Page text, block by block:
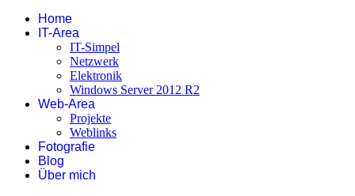
Home
IT-Area
IT-Simpel
Netzwerk
Elektronik
Windows Server 2012 R2
Web-Area
Projekte
Weblinks
Fotografie
Blog
Über mich